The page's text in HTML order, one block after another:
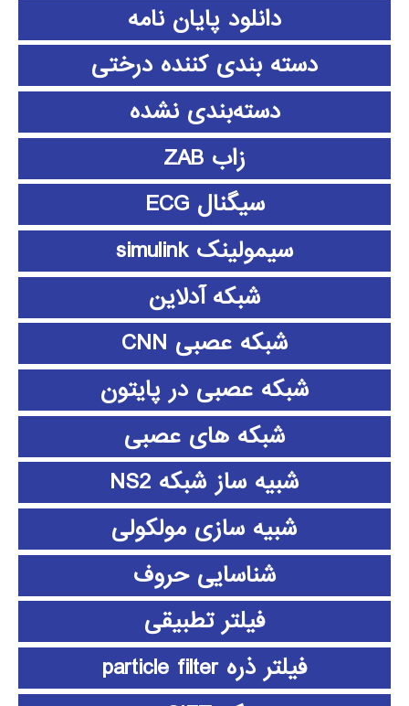
دانلود پايان نامه
دسته بندی کننده درختی
دسته‌بندی نشده
زاب ZAB
سیگنال ECG
سیمولینک simulink
شبکه آدلاین
شبکه عصبی CNN
شبکه عصبی در پایتون
شبکه های عصبی
شبیه ساز شبکه NS2
شبیه سازی مولکولی
شناسایی حروف
فیلتر تطبیقی
فیلتر ذره particle filter